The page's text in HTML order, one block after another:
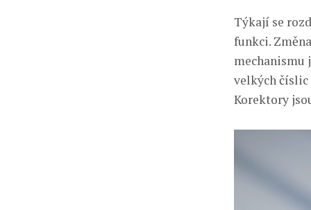
Týkají se
funkci.
mechanismu
velkých číslic
Korektory